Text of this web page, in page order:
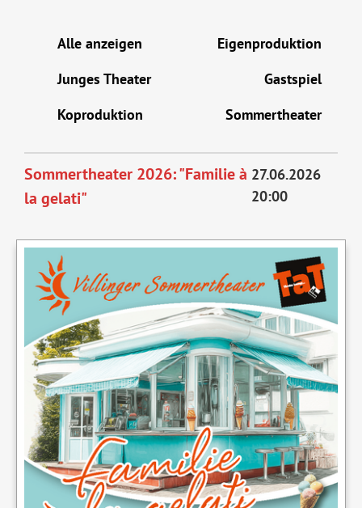
Alle anzeigen
Eigenproduktion
Junges Theater
Gastspiel
Koproduktion
Sommertheater
Sommertheater 2026: "Familie à
la gelati"
27.06.2026
20:00